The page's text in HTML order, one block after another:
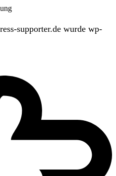
supporter.de wurde wp-